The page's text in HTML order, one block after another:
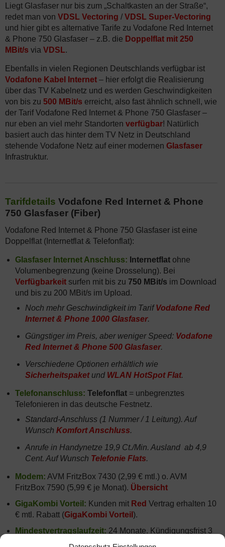
Liegt Glasfaser nur bis zum „Schaltkasten an der Straße“,
redet man von VDSL Vectoring / VDSL Super-Vectoring
und hier gibt es alternative Tarife zu Vodafone Red Internet
& Phone 750 Glasfaser – z.B. die Doppelflat mit 250
MBit/s via VDSL.
Ebenfalls in vielen Regionen Deutschlands verfügbar ist
Vodafone Kabel Internet – hier erfolgt die Realisierung
über das TV Kabelnetz und es werden Geschwindigkeiten
von bis zu 500 MBit/s erreicht, also fast ähnlich schnell, wie
der Tarif Vodafone Red Internet & Phone 750 Glasfaser –
nur eben an viel mehr Standorten verfügbar! Natürlich
basiert auch das hinter dem TV Netz in Deutschland
stehende Vodafone Netz auf einer modernen Glasfaser
Infrastruktur.
Tarifdetails Vodafone Red Internet & Phone
750 Glasfaser (Fiber)
Vodafone Red Internet & Phone 750 Glasfaser ist eine
Doppelflat (Internetflat & Telefonflat):
Glasfaser Internet Anschluss: Internetflat ohne
Volumenbegrenzung (keine Drosselung). Bei
Verfügbarkeit surfen mit bis zu 750 MBit/s im Download
und bis zu 200 MBit/s im Upload.
Noch mehr Geschwindigkeit im TarifVodafone Red
Internet & Phone 1000 Glasfaser.
Güngstiger im Preis, aber weniger Speed: Vodafone
Red Internet & Phone 500 Glasfaser.
Verschiedene Optionen erhältlich wie
Sicherheitspaketund WLAN HotSpot Flat.
Telefonanschluss: Telefonflat = unbegrenztes
Telefonieren in das deutsche Festnetz.
Standard-Anschluss (1 Nummer / 1 Leitung). Auf
Wunsch Komfort Anschluss.
Anrufe in Handynetze 19,9 Ct./Min. Ausland ab 4,9
Cent. Auf Wunsch Telefonie Flats.
Modem: AVM FritzBox 7430 (2,99 € mtl.) o. AVM
FritzBox 7590 (5,99 € je Monat). Übersicht
GigaKombi Vorteil: Kunden mit Red Vertrag erhalten 10
€ mtl. Rabatt (GigaKombi Vorteil ).
Mindestvertragslaufzeit: 24 Monate. Kündigungsfrist 3